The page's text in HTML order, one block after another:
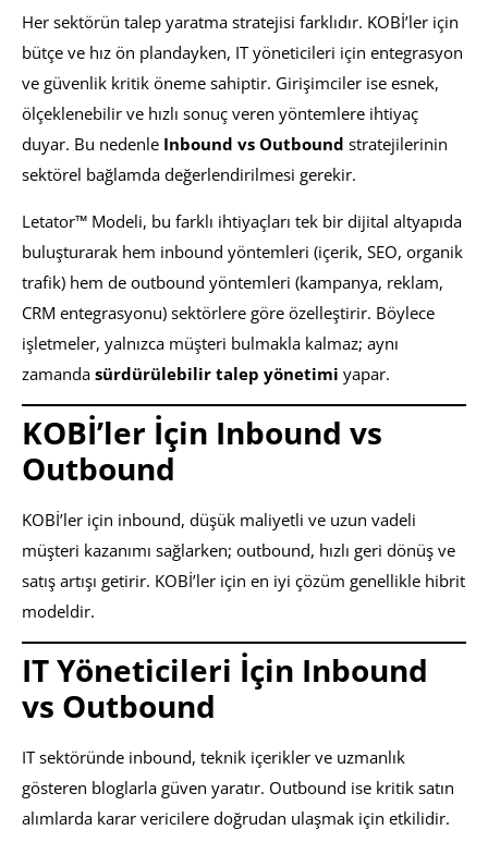
Her sektörün talep yaratma stratejisi farklıdır. KOBİ’ler için
bütçe ve hız ön plandayken, IT yöneticileri için entegrasyon
ve güvenlik kritik öneme sahiptir. Girişimciler ise esnek,
ölçeklenebilir ve hızlı sonuç veren yöntemlere ihtiyaç
duyar. Bu nedenle Inbound vs Outbound stratejilerinin
sektörel bağlamda değerlendirilmesi gerekir.
Letator™ Modeli, bu farklı ihtiyaçları tek bir dijital altyapıda
buluşturarak hem inbound yöntemleri (içerik, SEO, organik
trafik) hem de outbound yöntemleri (kampanya, reklam,
CRM entegrasyonu) sektörlere göre özelleştirir. Böylece
işletmeler, yalnızca müşteri bulmakla kalmaz; aynı
zamanda sürdürülebilir talep yönetimi yapar.
KOBİ’ler İçin Inbound vs
Outbound
KOBİ’ler için inbound, düşük maliyetli ve uzun vadeli
müşteri kazanımı sağlarken; outbound, hızlı geri dönüş ve
satış artışı getirir. KOBİ’ler için en iyi çözüm genellikle hibrit
modeldir.
IT Yöneticileri İçin Inbound
vs Outbound
IT sektöründe inbound, teknik içerikler ve uzmanlık
gösteren bloglarla güven yaratır. Outbound ise kritik satın
alımlarda karar vericilere doğrudan ulaşmak için etkilidir.